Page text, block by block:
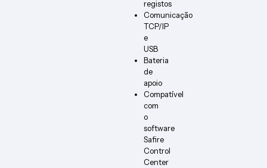
registos
Comunicação
TCP/IP
e
USB
Bateria
de
apoio
Compatível
com
o
software
Safire
Control
Center